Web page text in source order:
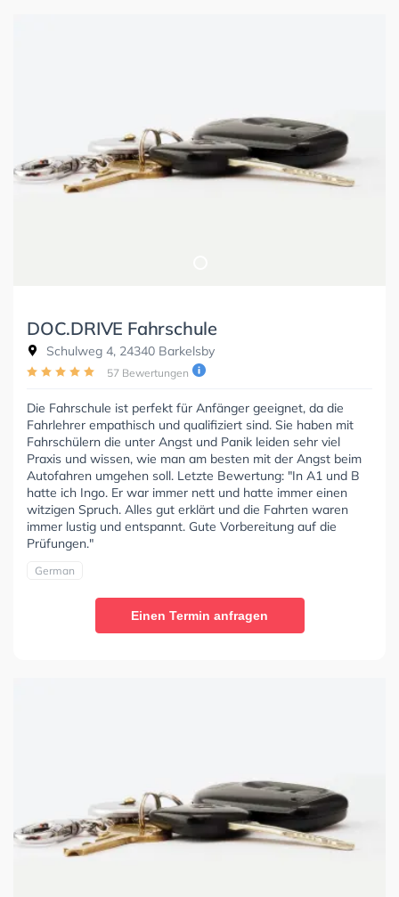
DOC.DRIVE Fahrschule
Schulweg 4, 24340 Barkelsby
57 Bewertungen
Die Fahrschule ist perfekt für Anfänger geeignet, da die
Fahrlehrer empathisch und qualifiziert sind. Sie haben mit
Fahrschülern die unter Angst und Panik leiden sehr viel
Praxis und wissen, wie man am besten mit der Angst beim
Autofahren umgehen soll. Letzte Bewertung: "In A1 und B
hatte ich Ingo. Er war immer nett und hatte immer einen
witzigen Spruch. Alles gut erklärt und die Fahrten waren
immer lustig und entspannt. Gute Vorbereitung auf die
Prüfungen."
German
Einen Termin anfragen